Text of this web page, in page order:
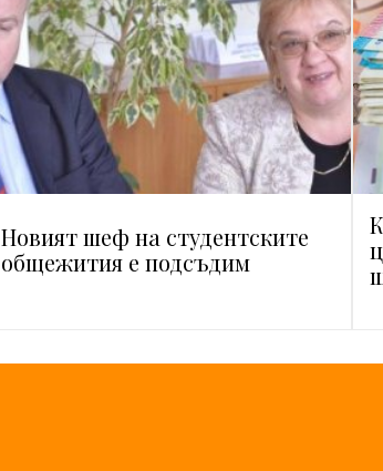
Новият шеф на студентските
общежития е подсъдим